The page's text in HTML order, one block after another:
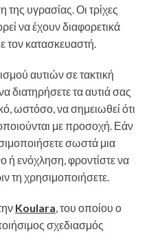
υγρασίας. Οι τρίχες
να έχουν διαφορετικά
τον κατασκευαστή.
αυτιών σε τακτική
διατηρήσετε τα αυτιά σας
ωστόσο, να σημειωθεί ότι
με προσοχή. Εάν
σωστά μια
ή ενόχληση, φροντίστε να
τη χρησιμοποιήσετε.
Koulara, του οποίου ο
σχεδιασμός